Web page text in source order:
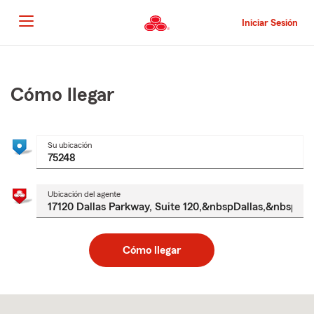
al
contenido
principal
Iniciar Sesión
principal
Cómo llegar
Su ubicación
Ubicación del agente
Cómo llegar
to